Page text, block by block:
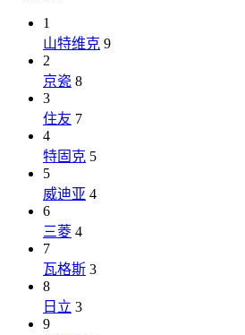
1
山特维克 9
2
京瓷 8
3
住友 7
4
特固克 5
5
威迪亚 4
6
三菱 4
7
瓦格斯 3
8
日立 3
9